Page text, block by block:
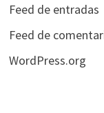
Feed de entradas
Feed de
WordPress.org